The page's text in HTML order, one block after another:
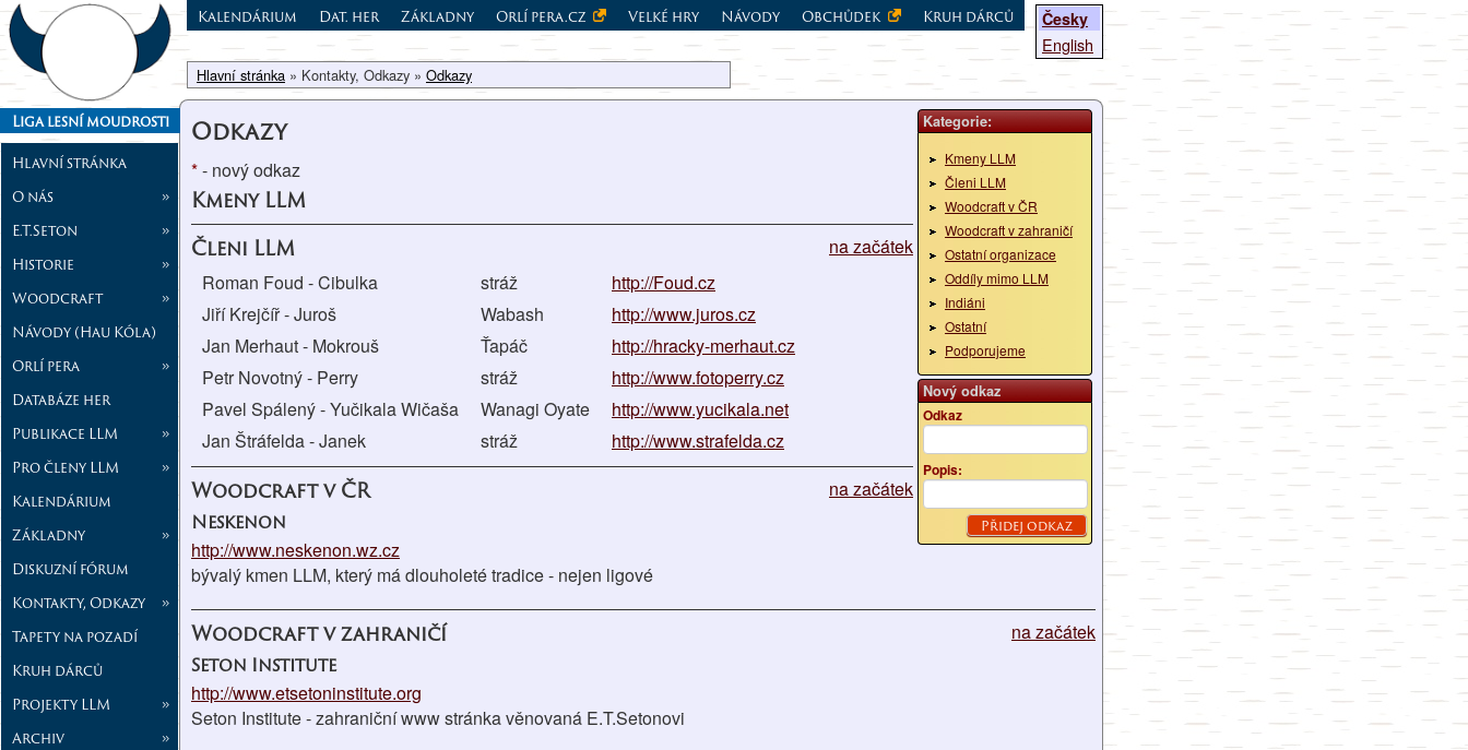
Liga lesní moudrosti
Hlavní stránka
O nás
»
E.T.Seton
»
Historie
»
Woodcraft
»
Návody (Hau Kóla)
Orlí pera
»
Databáze her
Publikace LLM
»
Pro členy LLM
»
Kalendárium
Základny
»
Diskuzní fórum
Kontakty, Odkazy
»
Tapety na pozadí
Kruh dárců
Projekty LLM
»
Archiv
»
Česky
English
Kalendárium Dat. her Základny Orlí pera.cz Velké hry Návody Obchůdek Kruh dárců
Hlavní stránka » Kontakty, Odkazy » Odkazy
Kategorie:
Kmeny LLM
Členi LLM
Woodcraft v ČR
Woodcraft v zahraničí
Ostatní organizace
Oddíly mimo LLM
Indiáni
Ostatní
Podporujeme
Nový odkaz
Odkaz
Popis:
Odkazy
*- nový odkaz
Kmeny LLM
na začátek
Členi LLM
Roman Foud - Cibulka stráž
http://Foud.cz
Jiří Krejčíř - Juroš
Wabash
http://www.juros.cz
Jan Merhaut - Mokrouš
Ťapáč
http://hracky-merhaut.cz
Petr Novotný - Perry
stráž
http://www.fotoperry.cz
Pavel Spálený - Yučikala Wičaša
Wanagi Oyate
http://www.yucikala.net
Jan Štráfelda - Janek
stráž
http://www.strafelda.cz
na začátek
Woodcraft v ČR
Neskenon
http://www.neskenon.wz.cz
bývalý kmen LLM, který má dlouholeté tradice - nejen ligové
na začátek
Woodcraft v zahraničí
Seton Institute
http://www.etsetoninstitute.org
Seton Institute - zahraniční www stránka věnovaná E.T.Setonovi